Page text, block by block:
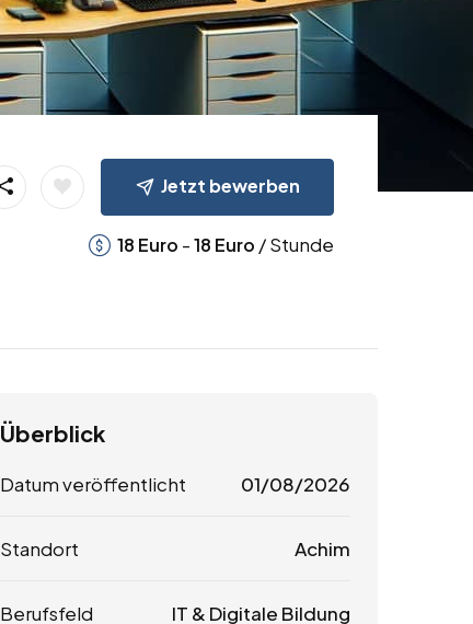
Jetzt bewerben
18 Euro -18 Euro / Stunde
Überblick
Datum veröffentlicht 01/08/2026
Standort Achim
Berufsfeld IT & Digitale Bildung